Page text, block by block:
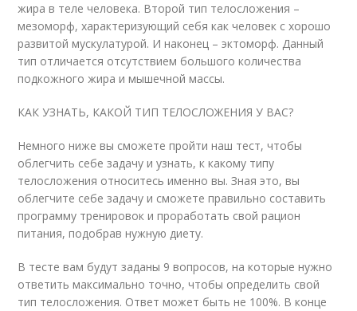
жира в теле человека. Второй тип телосложения –
мезоморф, характеризующий себя как человек с хорошо
развитой мускулатурой. И наконец – эктоморф. Данный
тип отличается отсутствием большого количества
подкожного жира и мышечной массы.
КАК УЗНАТЬ, КАКОЙ ТИП ТЕЛОСЛОЖЕНИЯ У ВАС?
Немного ниже вы сможете пройти наш тест, чтобы
облегчить себе задачу и узнать, к какому типу
телосложения относитесь именно вы. Зная это, вы
облегчите себе задачу и сможете правильно составить
программу тренировок и проработать свой рацион
питания, подобрав нужную диету.
В тесте вам будут заданы 9 вопросов, на которые нужно
ответить максимально точно, чтобы определить свой
тип телосложения. Ответ может быть не 100%. В конце